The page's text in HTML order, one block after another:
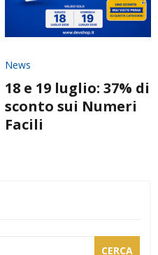
News
18 e 19 luglio: 37% di
sconto sui Numeri
Facili